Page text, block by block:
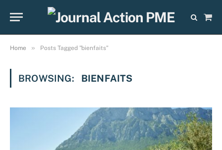
Cart
Home » Posts Tagged "bienfaits"
BROWSING: BIENFAITS